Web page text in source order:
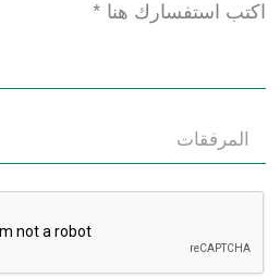
اكتب استفسارك هنا *